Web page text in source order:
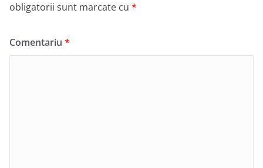
obligatorii sunt marcate cu *
Comentariu *